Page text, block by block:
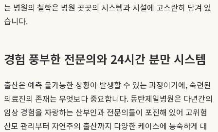
는 병원의 철학은 병원 곳곳의 시스템과 시설에 고스란히 담겨 있
습니다.
경험 풍부한 전문의와 24시간 분만 시스템
출산은 예측 불가능한 상황이 발생할 수 있는 과정이기에, 숙련된
의료진의 존재는 무엇보다 중요합니다. 동탄제일병원은 다년간의
임상 경험을 자랑하는 산부인과 전문의들이 포진해 있어 고위험
산모 관리부터 자연주의 출산까지 다양한 케이스에 능숙하게 대